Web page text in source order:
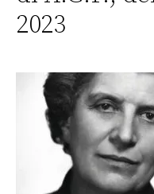
2023